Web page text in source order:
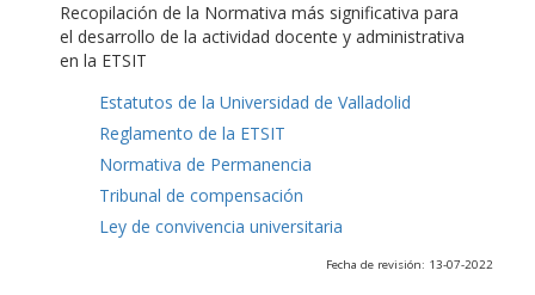
Recopilación de la Normativa más significativa para
el desarrollo de la actividad docente y administrativa
en la ETSIT
Estatutos de la Universidad de Valladolid
Reglamento de la ETSIT
Normativa de Permanencia
Tribunal de compensación
Ley de convivencia universitaria
Fecha de revisión: 13-07-2022